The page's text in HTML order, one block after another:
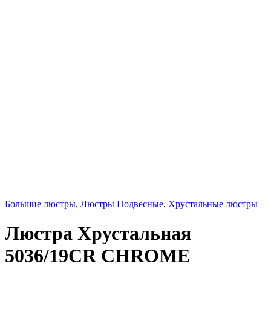
Большие люстры, Люстры Подвесные, Хрустальные люстры
Люстра Хрустальная
5036/19CR CHROME